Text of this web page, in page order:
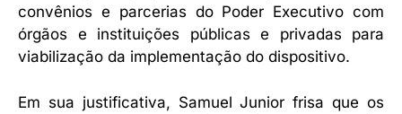
convênios e parcerias do Poder Executivo com
órgãos e instituições públicas e privadas para
viabilização da implementação do dispositivo.
Em sua justificativa, Samuel Junior frisa que os